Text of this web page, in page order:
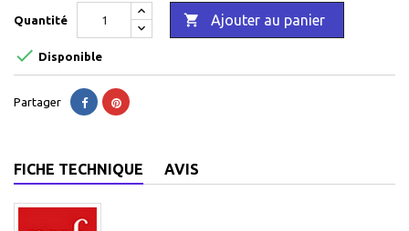
Quantité  Ajouter au panier
 Disponible
Partager
FICHE TECHNIQUE AVIS